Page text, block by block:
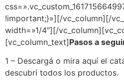
!important;}»][/vc_column][/
width=»1/4″][/
[vc_column_text]Pasos a
1 – Descargá o mira aquí el
descubrí todos los productos.